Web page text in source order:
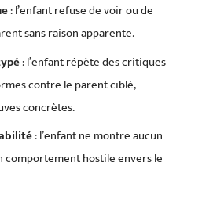
: l’enfant refuse de voir ou de
sans raison apparente.
: l’enfant répète des critiques
contre le parent ciblé,
concrètes.
: l’enfant ne montre aucun
comportement hostile envers le